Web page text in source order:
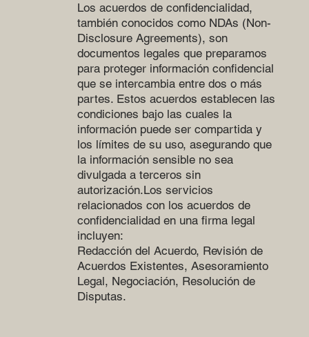
Los acuerdos de confidencialidad,
también conocidos como NDAs (Non-
Disclosure Agreements), son
documentos legales que preparamos
para proteger información confidencial
que se intercambia entre dos o más
partes. Estos acuerdos establecen las
condiciones bajo las cuales la
información puede ser compartida y
los límites de su uso, asegurando que
la información sensible no sea
divulgada a terceros sin
autorización.Los servicios
relacionados con los acuerdos de
confidencialidad en una firma legal
incluyen:
Redacción del Acuerdo, Revisión de
Acuerdos Existentes, Asesoramiento
Legal, Negociación, Resolución de
Disputas.